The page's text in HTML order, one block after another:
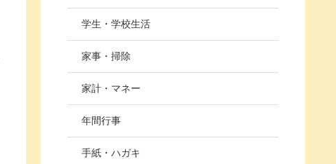
学生・学校生活
家事・掃除
家計・マネー
年間行事
手紙・ハガキ